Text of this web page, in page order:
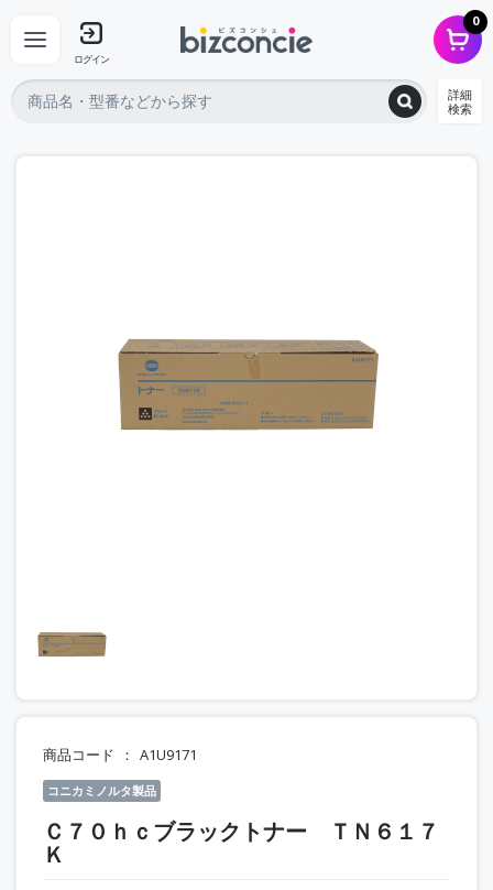
ログイン
0
詳細
検索
商品コード A1U9171
コニカミノルタ製品
Ｃ７０ｈｃブラックトナー ＴＮ６１７
Ｋ